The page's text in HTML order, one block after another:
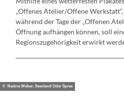
„Offenes Atelier/Offene
während der Tage der „Offenen
Öffnung aufhängen können, soll
Regionszugehörigkeit erwirkt
© Nadine Weber, Seenland Oder Spree